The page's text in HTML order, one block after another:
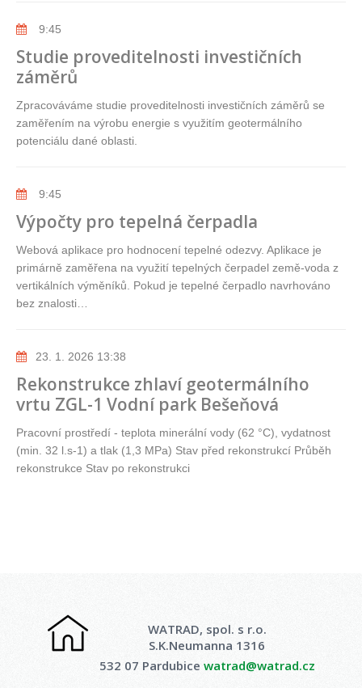
9:45
Studie proveditelnosti investičních
záměrů
Zpracováváme studie proveditelnosti investičních záměrů se
zaměřením na výrobu energie s využitím geotermálního
potenciálu dané oblasti.
9:45
Výpočty pro tepelná čerpadla
Webová aplikace pro hodnocení tepelné odezvy. Aplikace je
primárně zaměřena na využití tepelných čerpadel země-voda z
vertikálních výměníků. Pokud je tepelné čerpadlo navrhováno
bez znalosti…
23. 1. 2026 13:38
Rekonstrukce zhlaví geotermálního
vrtu ZGL-1 Vodní park Bešeňová
Pracovní prostředí - teplota minerální vody (62 °C), vydatnost
(min. 32 l.s-1) a tlak (1,3 MPa) Stav před rekonstrukcí Průběh
rekonstrukce Stav po rekonstrukci
WATRAD, spol. s r.o.
S.K.Neumanna 1316
532 07 Pardubice watrad@watrad.cz